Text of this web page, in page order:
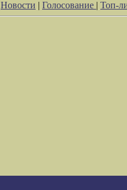
Новости | Голосование | Топ-